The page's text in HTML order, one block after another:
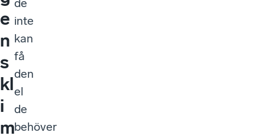
e
n
s
kl
i
m
de
inte
kan
få
den
el
de
behöver